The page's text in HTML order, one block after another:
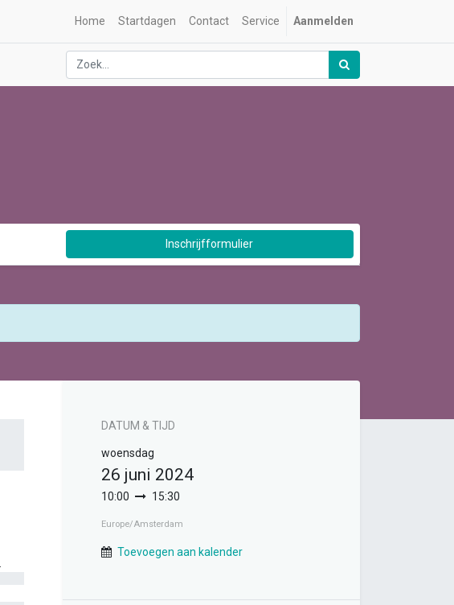
Home Startdagen Contact Service Aanmelden
Inschrijfformulier
DATUM & TIJD
woensdag
26 juni 2024
10:00 15:30
Europe/Amsterdam
Toevoegen aan kalender